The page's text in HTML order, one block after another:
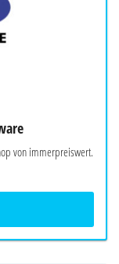
von immerpreiswert.